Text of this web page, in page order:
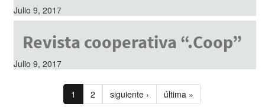
Julio 9, 2017
Revista cooperativa “.Coop”
Julio 9, 2017
1 2 siguiente › última »